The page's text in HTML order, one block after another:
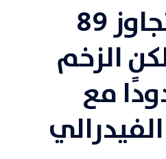
بيتكوين تتجاوز 89
الزخم
مع